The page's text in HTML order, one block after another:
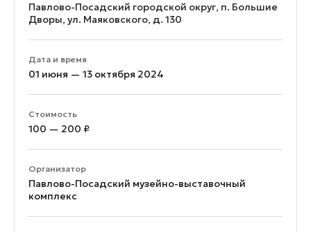
Павлово-Посадский городской округ, п. Большие
Дворы, ул. Маяковского, д. 130
Дата и время
01 июня — 13 октября 2024
Стоимость
100 — 200 ₽
Организатор
Павлово-Посадский музейно-выставочный
комплекс